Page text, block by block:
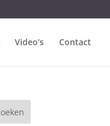
Video’s Contact